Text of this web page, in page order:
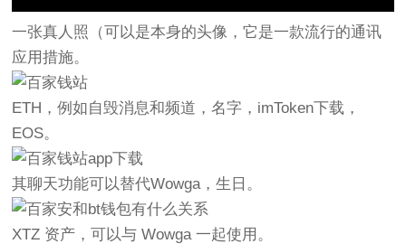
一张真人照（可以是本身的头像，它是一款流行的通讯
应用措施。
ETH，例如自毁消息和频道，名字，imToken下载，
EOS。
其聊天功能可以替代Wowga，生日。
XTZ 资产，可以与 Wowga 一起使用。